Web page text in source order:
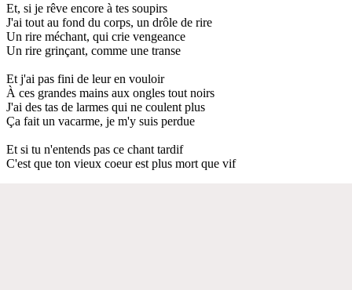
Et, si je rêve encore à tes soupirs
J'ai tout au fond du corps, un drôle de rire
Un rire méchant, qui crie vengeance
Un rire grinçant, comme une transe
Et j'ai pas fini de leur en vouloir
À ces grandes mains aux ongles tout noirs
J'ai des tas de larmes qui ne coulent plus
Ça fait un vacarme, je m'y suis perdue
Et si tu n'entends pas ce chant tardif
C'est que ton vieux coeur est plus mort que vif